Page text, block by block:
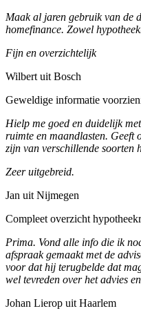
Maak al jaren gebruik van de
homefinance. Zowel
Fijn en overzichtelijk
Wilbert uit Bosch
Geweldige informatie
Hielp me goed en duidelijk
ruimte en maandlasten. Geeft
zijn van verschillende soorten
Zeer uitgebreid.
Jan uit Nijmegen
Compleet overzicht
Prima. Vond alle info die ik
afspraak gemaakt met de
voor dat hij terugbelde dat
wel tevreden over het advies
Johan Lierop uit Haarlem